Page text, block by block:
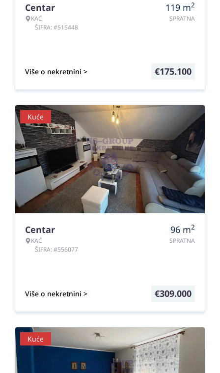
Centar
KAĆ
ŠIFRA: #515448
119 m2
SPRATNA
Više o nekretnini > €175.100
Kuće
Centar
KAĆ
ŠIFRA: #556077
96 m2
SPRATNA
Više o nekretnini > €309.000
Kuće